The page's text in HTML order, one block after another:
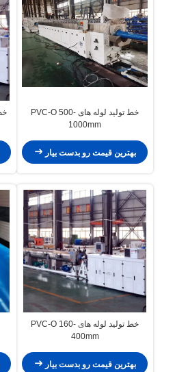
خط تولید لوله های PVC-O 500-
1000mm
بهترین قیمت رو بدست بیار
خط تولید لوله های PVC-O 160-
400mm
بهترین قیمت رو بدست بیار